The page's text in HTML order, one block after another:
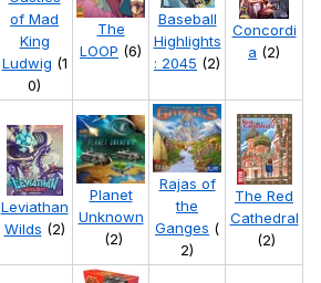
of Mad
King
Ludwig (1
0)
The
LOOP (6)
Baseball
Highlights
: 2045 (2)
Concordi
a (2)
Leviathan
Wilds (2)
Planet
Unknown
(2)
Rajas of
the
Ganges (
2)
The Red
Cathedral
(2)